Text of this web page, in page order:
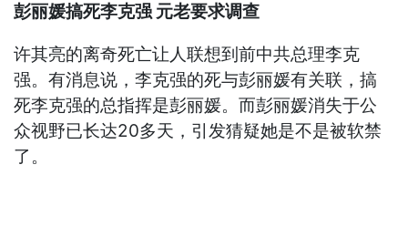
彭丽媛搞死李克强 元老要求调查
许其亮的离奇死亡让人联想到前中共总理李克
强。有消息说，李克强的死与彭丽媛有关联，搞
死李克强的总指挥是彭丽媛。而彭丽媛消失于公
众视野已长达20多天，引发猜疑她是不是被软禁
了。